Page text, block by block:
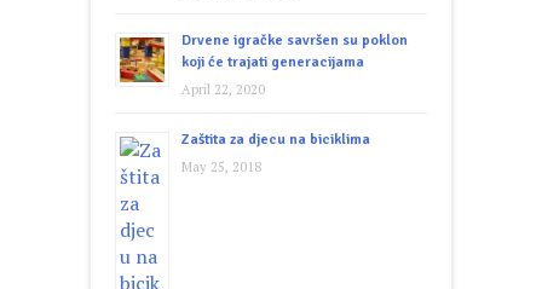
Drvene igračke savršen su poklon
koji će trajati generacijama
April 22, 2020
Zaštita za djecu na biciklima
May 25, 2018